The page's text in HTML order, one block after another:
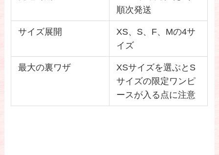
順次発送
サイズ展開
XS、S、F、Mの4サ
イズ
最大の裏ワザ
XSサイズを選ぶとS
サイズの限定ワンピ
ースが入る点に注意